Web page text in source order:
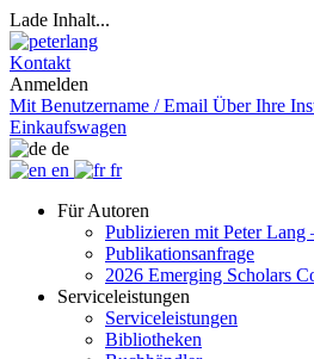
Lade Inhalt...
Kontakt
Anmelden
Mit Benutzername / Email Über Ihre
Einkaufswagen
de
en
fr
Für Autoren
Publizieren mit Peter Lang
Publikationsanfrage
2026 Emerging Scholars
Serviceleistungen
Serviceleistungen
Bibliotheken